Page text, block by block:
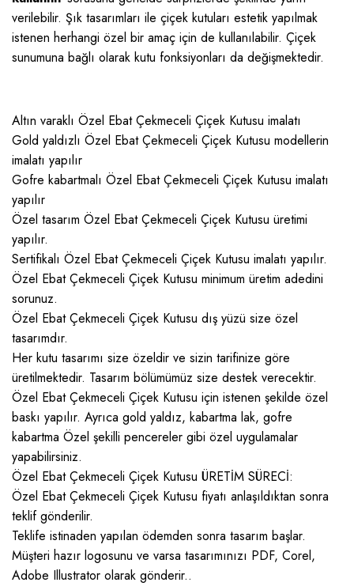
verilebilir. Şık tasarımları ile çiçek kutuları estetik yapılmak
istenen herhangi özel bir amaç için de kullanılabilir. Çiçek
sunumuna bağlı olarak kutu fonksiyonları da değişmektedir.
Altın varaklı Özel Ebat Çekmeceli Çiçek Kutusu imalatı
Gold yaldızlı Özel Ebat Çekmeceli Çiçek Kutusu modellerin
imalatı yapılır
Gofre kabartmalı Özel Ebat Çekmeceli Çiçek Kutusu imalatı
yapılır
Özel tasarım Özel Ebat Çekmeceli Çiçek Kutusu üretimi
yapılır.
Sertifikalı Özel Ebat Çekmeceli Çiçek Kutusu imalatı yapılır.
Özel Ebat Çekmeceli Çiçek Kutusu minimum üretim adedini
sorunuz.
Özel Ebat Çekmeceli Çiçek Kutusu dış yüzü size özel
tasarımdır.
Her kutu tasarımı size özeldir ve sizin tarifinize göre
üretilmektedir. Tasarım bölümümüz size destek verecektir.
Özel Ebat Çekmeceli Çiçek Kutusu için istenen şekilde özel
baskı yapılır. Ayrıca gold yaldız, kabartma lak, gofre
kabartma Özel şekilli pencereler gibi özel uygulamalar
yapabilirsiniz.
Özel Ebat Çekmeceli Çiçek Kutusu ÜRETİM SÜRECİ:
Özel Ebat Çekmeceli Çiçek Kutusu fiyatı anlaşıldıktan sonra
teklif gönderilir.
Teklife istinaden yapılan ödemden sonra tasarım başlar.
Müşteri hazır logosunu ve varsa tasarımınızı PDF, Corel,
Adobe Illustrator olarak gönderir..